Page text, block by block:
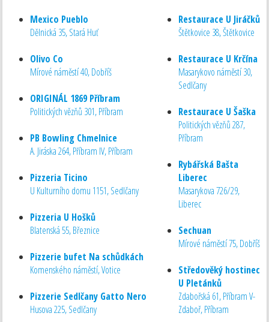
Mexico Pueblo
Dělnická 35, Stará Huť
Olivo Co
Mírové náměstí 40, Dobříš
ORIGINÁL 1869 Příbram
Politických vězňů 301, Příbram
PB Bowling Chmelnice
A. Jiráska 264, Příbram IV, Příbram
Pizzeria Ticino
U Kulturního domu 1151, Sedlčany
Pizzeria U Hošků
Blatenská 55, Březnice
Pizzerie bufet Na schůdkách
Komenského náměstí, Votice
Pizzerie Sedlčany Gatto Nero
Husova 225, Sedlčany
Restaurace U Jiráčků
Štětkovice 38, Štětkovice
Restaurace U Krčína
Masarykovo náměstí 30,
Sedlčany
Restaurace U Šaška
Politických vězňů 287,
Příbram
Rybářská Bašta
Liberec
Masarykova 726/29,
Liberec
Sechuan
Mírové náměstí 75, Dobříš
Středověký hostinec
U Pletánků
Zdabořská 61, Příbram V-
Zdaboř, Příbram